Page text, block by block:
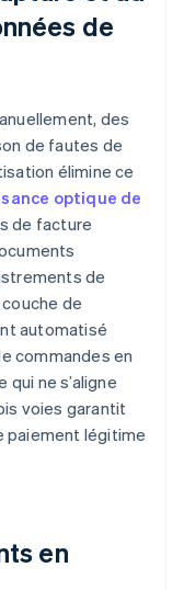
de
des
de fautes de
élimine ce
optique de
de facture
de
de
automatisé
commandes en
ne s’aligne
voies garantit
paiement légitime
en